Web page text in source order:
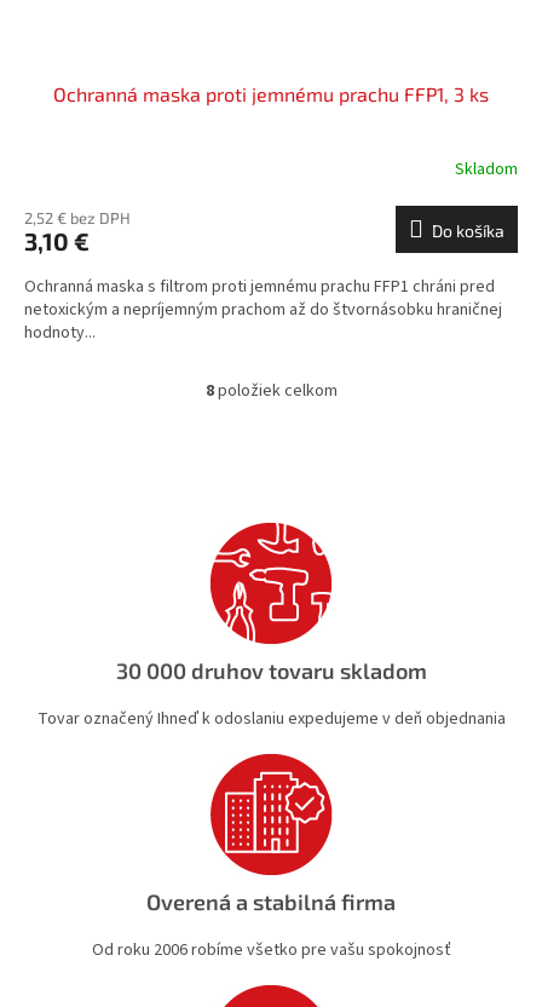
Ochranná maska proti jemnému prachu FFP1, 3 ks
Skladom
2,52 € bez DPH
3,10 € Do košíka
Ochranná maska s filtrom proti jemnému prachu FFP1 chráni pred
netoxickým a nepríjemným prachom až do štvornásobku hraničnej
hodnoty...
O
c
i
e
p
r
k
v
p
i
s
u
8položiek celkom
30 000 druhov tovaru skladom
Tovar označený Ihneď k odoslaniu expedujeme v deň objednania
Overená a stabilná firma
Od roku 2006 robíme všetko pre vašu spokojnosť